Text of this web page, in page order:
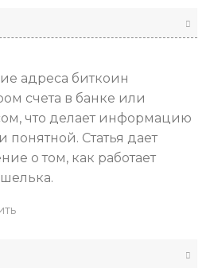
адреса биткоин
счета в банке или
что делает информацию
понятной. Статья дает
о том, как работает